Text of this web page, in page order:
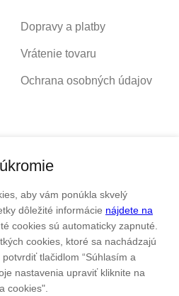
Dopravy a platby
Vrátenie tovaru
Ochrana osobných údajov
O nás
sa na predaj hodiniek a
stránky.
aby vám ponúkla skvelý
dôležité informácie nájdete na
cookies sú automaticky zapnuté.
cookies, ktoré sa nachádzajú
tlačidlom “Súhlasím a
nastavenia upraviť kliknite na
cookies".